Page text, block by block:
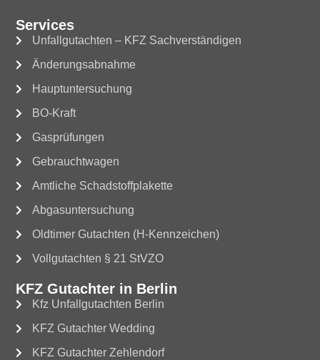
Services
Unfallgutachten – KFZ Sachverständigen
Änderungsabnahme
Hauptuntersuchung
BO-Kraft
Gasprüfungen
Gebrauchtwagen
Amtliche Schadstoffplakette
Abgasuntersuchung
Oldtimer Gutachten (H-Kennzeichen)
Vollgutachten § 21 StVZO
KFZ Gutachter in Berlin
Kfz Unfallgutachten Berlin
KFZ Gutachter Wedding
KFZ Gutachter Zehlendorf